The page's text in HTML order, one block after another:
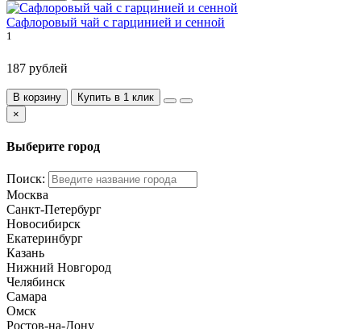
Сафлоровый чай с гарцинией и сенной
1
187 рублей
В корзину
Купить в 1 клик
×
Выберите город
Поиск:
Москва
Санкт-Петербург
Новосибирск
Екатеринбург
Казань
Нижний Новгород
Челябинск
Самара
Омск
Ростов-на-Дону